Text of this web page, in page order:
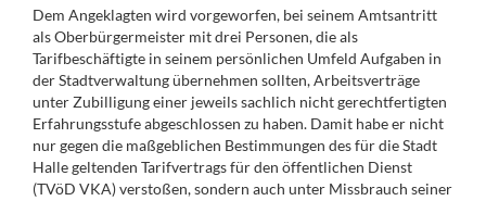
Dem Angeklagten wird vorgeworfen, bei seinem Amtsantritt
als Oberbürgermeister mit drei Personen, die als
Tarifbeschäftigte in seinem persönlichen Umfeld Aufgaben in
der Stadtverwaltung übernehmen sollten, Arbeitsverträge
unter Zubilligung einer jeweils sachlich nicht gerechtfertigten
Erfahrungsstufe abgeschlossen zu haben. Damit habe er nicht
nur gegen die maßgeblichen Bestimmungen des für die Stadt
Halle geltenden Tarifvertrags für den öffentlichen Dienst
(TVöD VKA) verstoßen, sondern auch unter Missbrauch seiner